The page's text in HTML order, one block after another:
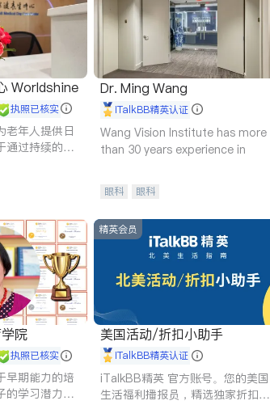
Worldshine
执照已核实
老年人提供日
通过持续的护
Dr. Ming Wang
iTalkBB精英认证
Wang Vision Institute has more
than 30 years experience in
眼科 眼科
院
执照已核实
早期能力的培
的学习潜力和
精英会员
美国活动/折扣小助手
iTalkBB精英认证
iTalkBB精英 官方账号。您的美国
生活福利播报员，精选独家折扣、